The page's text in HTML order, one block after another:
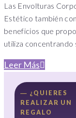
Las Envolturas
Estético también
beneficios que
utiliza concentrando
Leer Más
― ¿QUIERES
REALIZAR UN
REGALO